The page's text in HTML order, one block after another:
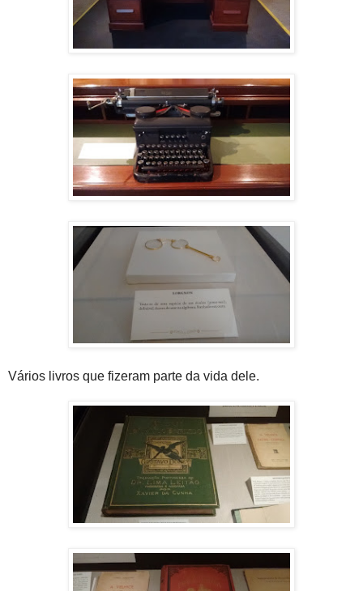
Vários livros que fizeram parte da vida dele.